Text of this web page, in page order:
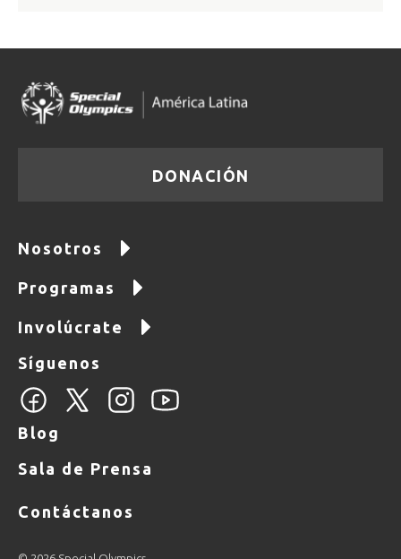
DONACIÓN
Nosotros
Programas
Involúcrate
Síguenos
Blog
Sala de Prensa
Contáctanos